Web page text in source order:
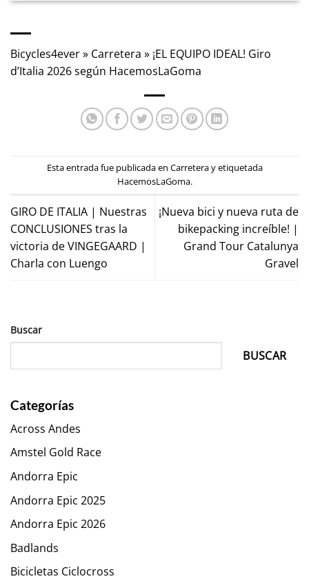
Bicycles4ever» Carretera » ¡EL EQUIPO IDEAL! Giro
d’Italia 2026 según HacemosLaGoma
Esta entrada fue publicada en Carreteray etiquetada
HacemosLaGoma.
GIRO DE ITALIA | Nuestras
CONCLUSIONES tras la
victoria de VINGEGAARD |
Charla con Luengo
¡Nueva bici y nueva ruta de
bikepacking increíble! |
Grand Tour Catalunya
Gravel
Buscar
BUSCAR
Categorías
Across Andes
Amstel Gold Race
Andorra Epic
Andorra Epic 2025
Andorra Epic 2026
Badlands
Bicicletas Ciclocross